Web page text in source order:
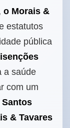
o Morais &
estatutos
pública
a saúde
com um
& Tavares